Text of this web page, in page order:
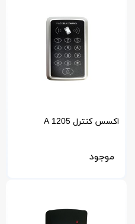
اکسس کنترل 1205 A
موجود